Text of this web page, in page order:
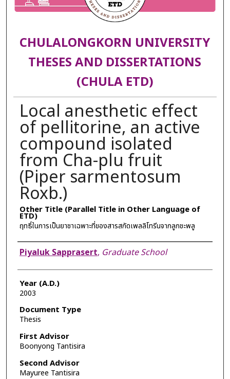
CHULALONGKORN UNIVERSITY
THESES AND DISSERTATIONS
(CHULA ETD)
Local anesthetic effect
of pellitorine, an active
compound isolated
from Cha-plu fruit
(Piper sarmentosum
Roxb.)
Other Title (Parallel Title in Other Language of
ETD)
ฤทธิ์ในการเป็นยาชาเฉพาะที่ของสารสกัดเพลลิโทรีนจากลูกชะพลู
Author
Piyaluk Sapprasert, Graduate School
Year (A.D.)
2003
Document Type
Thesis
First Advisor
Boonyong Tantisira
Second Advisor
Mayuree Tantisira